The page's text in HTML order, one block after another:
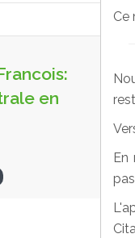
Ce
En
en